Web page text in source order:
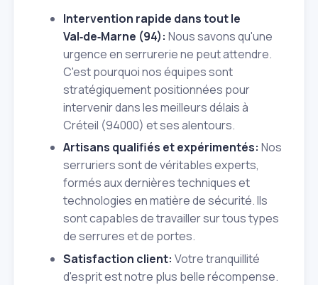
Intervention rapide dans tout le
Val‑de‑Marne (94): Nous savons qu'une
urgence en serrurerie ne peut attendre.
C'est pourquoi nos équipes sont
stratégiquement positionnées pour
intervenir dans les meilleurs délais à
Créteil (94000) et ses alentours.
Artisans qualifiés et expérimentés: Nos
serruriers sont de véritables experts,
formés aux dernières techniques et
technologies en matière de sécurité. Ils
sont capables de travailler sur tous types
de serrures et de portes.
Satisfaction client: Votre tranquillité
d'esprit est notre plus belle récompense.